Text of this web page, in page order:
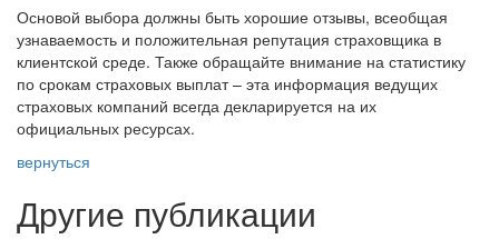
Основой выбора должны быть хорошие отзывы, всеобщая
узнаваемость и положительная репутация страховщика в
клиентской среде. Также обращайте внимание на статистику
по срокам страховых выплат – эта информация ведущих
страховых компаний всегда декларируется на их
официальных ресурсах.
вернуться
Другие публикации